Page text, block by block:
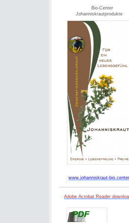
Bio-Center
Johanniskrautprodukte
www.johanniskraut-bio.center
Adobe Acrobat Reader